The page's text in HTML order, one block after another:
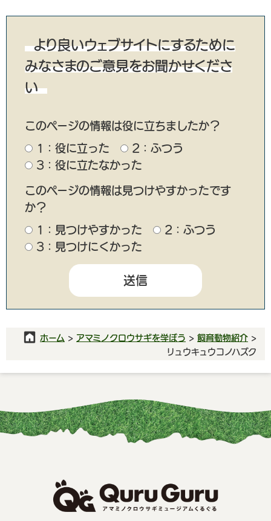
より良いウェブサイトにするために
みなさまのご意見をお聞かせくださ
い
このページの情報は役に立ちましたか？
1：役に立った
2：ふつう
3：役に立たなかった
このページの情報は見つけやすかったです
か？
1：見つけやすかった
2：ふつう
3：見つけにくかった
ホーム > アマミノクロウサギを学ぼう >飼育動物紹介 >
リュウキュウコノハズク